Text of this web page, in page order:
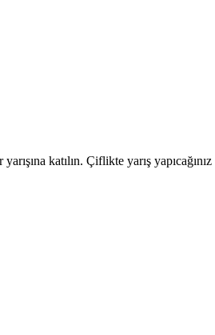
katılın. Çiflikte yarış